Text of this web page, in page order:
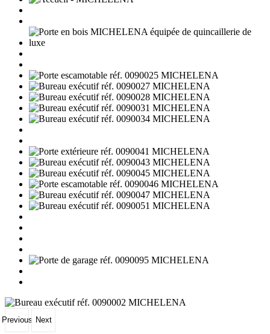
Previous Next